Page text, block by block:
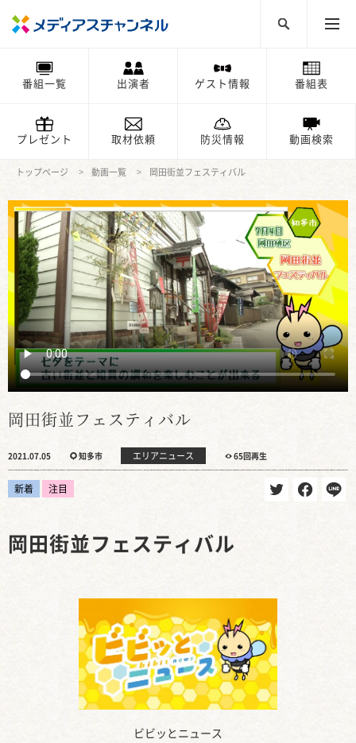
番組一覧 出演者 ゲスト情報 番組表
プレゼント 取材依頼 防災情報 動画検索
トップページ 動画一覧 岡田街並フェスティバル
岡田街並フェスティバル
2021.07.05 知多市 エリアニュース 65回再生
新着 注目
ビビッとニュース
岡田街並フェスティバル